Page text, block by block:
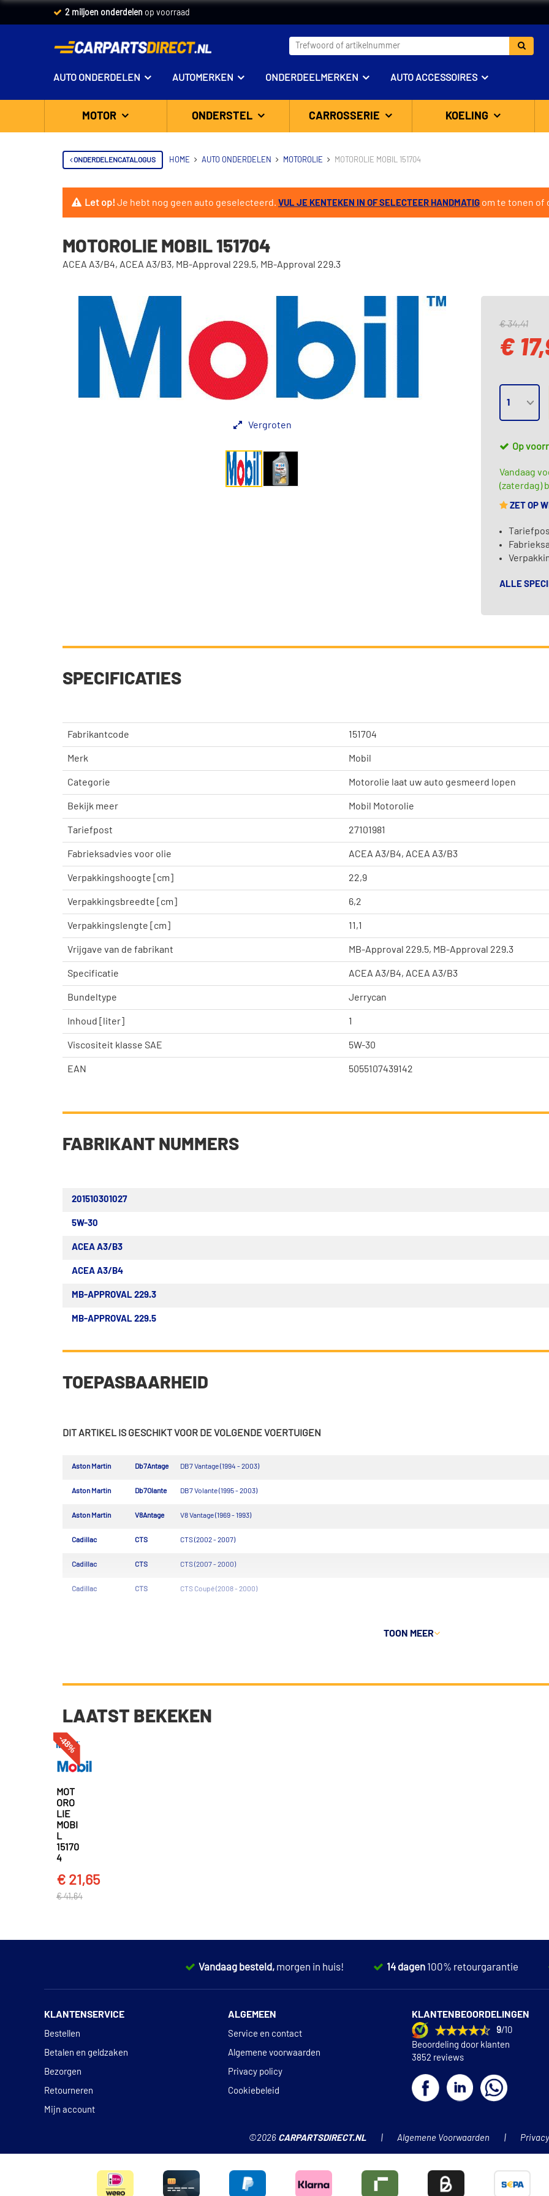
2 miljoen onderdelen op voorraad
AUTO ONDERDELEN AUTOMERKEN ONDERDEELMERKEN AUTO ACCESSOIRES
MOTOR ONDERSTEL CARROSSERIE KOELING
ONDERDELENCATALOGUS HOME AUTO ONDERDELEN MOTOROLIE MOTOROLIE MOBIL 151704
Let op!Je hebt nog geen auto geselecteerd. VUL JE KENTEKEN IN OF SELECTEER HANDMATIG om te tonen of
MOTOROLIE MOBIL 151704
ACEA A3/B4, ACEA A3/B3, MB-Approval 229.5, MB-Approval 229.3
Vergroten
€ 34,41
€
Op
Vandaag
(zaterdag)
ZET OP
ALLE
SPECIFICATIES
Fabrikantcode 151704
Merk Mobil
Categorie Motorolie laat uw auto gesmeerd lopen
Bekijk meer Mobil Motorolie
Tariefpost 27101981
Fabrieksadvies voor olie ACEA A3/B4, ACEA A3/B3
Verpakkingshoogte [cm] 22,9
Verpakkingsbreedte [cm] 6,2
Verpakkingslengte [cm] 11,1
Vrijgave van de fabrikant MB-Approval 229.5, MB-Approval 229.3
Specificatie ACEA A3/B4, ACEA A3/B3
Bundeltype Jerrycan
Inhoud [liter] 1
Viscositeit klasse SAE 5W-30
EAN 5055107439142
FABRIKANT NUMMERS
201510301027
5W-30
ACEA A3/B3
ACEA A3/B4
MB-APPROVAL 229.3
MB-APPROVAL 229.5
TOEPASBAARHEID
DIT ARTIKEL IS GESCHIKT VOOR DE VOLGENDE VOERTUIGEN
Aston Martin Db7Antage DB7 Vantage (1994 - 2003)
Aston Martin Db7Olante DB7 Volante (1995 - 2003)
Aston Martin V8Antage V8 Vantage (1969 - 1993)
Cadillac CTS CTS (2002 - 2007)
Cadillac CTS CTS (2007 - 2000)
Cadillac CTS CTS Coupé (2008 - 2000)
TOON MEER
LAATST BEKEKEN
-48%
MOT
ORO
LIE
MOBI
L
15170
4
€ 21,65
€ 41,64
Vandaag besteld, morgen in huis! 14 dagen 100% retourgarantie
KLANTENSERVICE
Bestellen
Betalen en geldzaken
Bezorgen
Retourneren
Mijn account
ALGEMEEN
Service en contact
Algemene voorwaarden
Privacy policy
Cookiebeleid
KLANTENBEOORDELINGEN
9/10
Beoordeling door klanten
3852 reviews
©2026 CARPARTSDIRECT.NL Algemene Voorwaarden